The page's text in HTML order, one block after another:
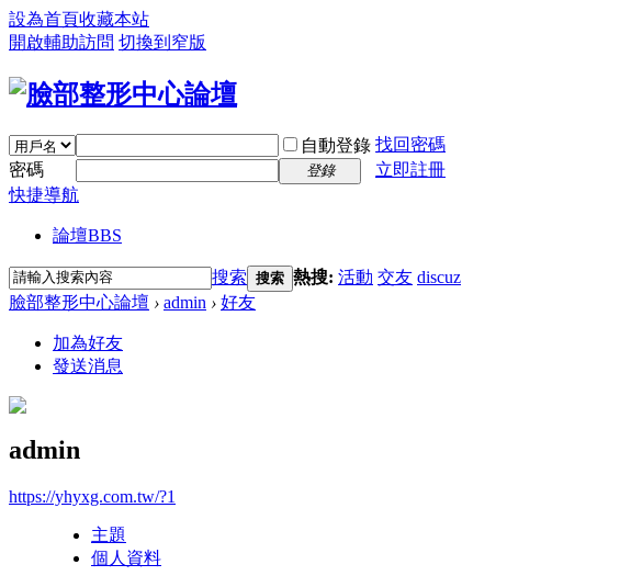
設為首頁收藏本站
開啟輔助訪問 切換到窄版
自動登錄 找回密碼
密碼
登錄
立即註冊
快捷導航
論壇BBS
搜索 搜索 熱搜: 活動 交友 discuz
臉部整形中心論壇 › admin › 好友
加為好友
發送消息
admin
https://yhyxg.com.tw/?1
主題
個人資料